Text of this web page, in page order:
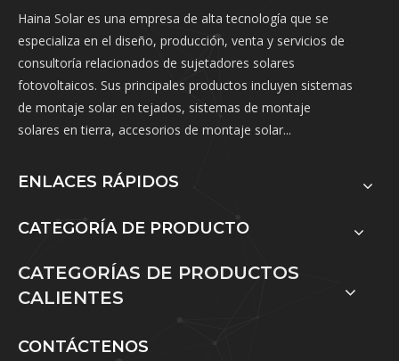
Haina Solar es una empresa de alta tecnología que se
especializa en el diseño, producción, venta y servicios de
consultoría relacionados de sujetadores solares
fotovoltaicos. Sus principales productos incluyen sistemas
de montaje solar en tejados, sistemas de montaje
solares en tierra, accesorios de montaje solar...
ENLACES RÁPIDOS
CATEGORÍA DE PRODUCTO
CATEGORÍAS DE PRODUCTOS
CALIENTES
CONTÁCTENOS